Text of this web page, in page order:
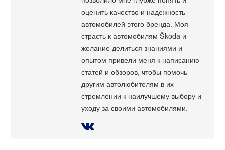
оценить качество и надежность
автомобилей этого бренда. Моя
страсть к автомобилям Škoda и
желание делиться знаниями и
опытом привели меня к написанию
статей и обзоров, чтобы помочь
другим автолюбителям в их
стремлении к наилучшему выбору и
уходу за своими автомобилями.